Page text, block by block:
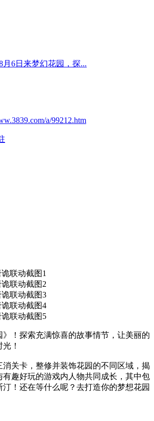
月6日来梦幻花园，探...
a/99212.htm
！探索充满惊喜的故事情节，让美丽的
！
关卡，整修并装饰花园的不同区域，揭
有趣好玩的游戏内人物共同成长，其中包
！还在等什么呢？去打造你的梦想花园